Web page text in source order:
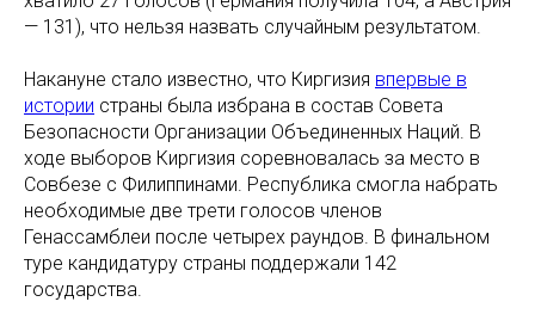
— 131), что нельзя назвать случайным результатом.
Накануне стало известно, что Киргизия впервые в
истории страны была избрана в состав Совета
Безопасности Организации Объединенных Наций. В
ходе выборов Киргизия соревновалась за место в
Совбезе с Филиппинами. Республика смогла набрать
необходимые две трети голосов членов
Генассамблеи после четырех раундов. В финальном
туре кандидатуру страны поддержали 142
государства.